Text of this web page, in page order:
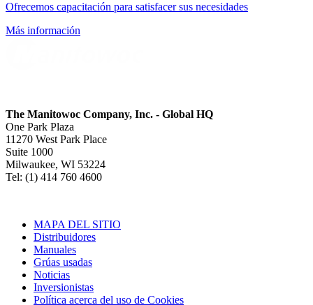
Ofrecemos capacitación para satisfacer sus necesidades
Más información
The Manitowoc Company, Inc. - Global HQ
One Park Plaza
11270 West Park Place
Suite 1000
Milwaukee, WI 53224
Tel: (1) 414 760 4600
MAPA DEL SITIO
Distribuidores
Manuales
Grúas usadas
Noticias
Inversionistas
Política acerca del uso de Cookies